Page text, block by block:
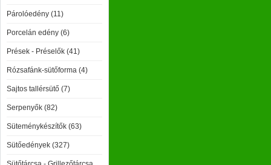
Párolóedény (11)
Porcelán edény (6)
Prések - Préselők (41)
Rózsafánk-sütőforma (4)
Sajtos tallérsütő (7)
Serpenyők (82)
Süteménykészítők (63)
Sütőedények (327)